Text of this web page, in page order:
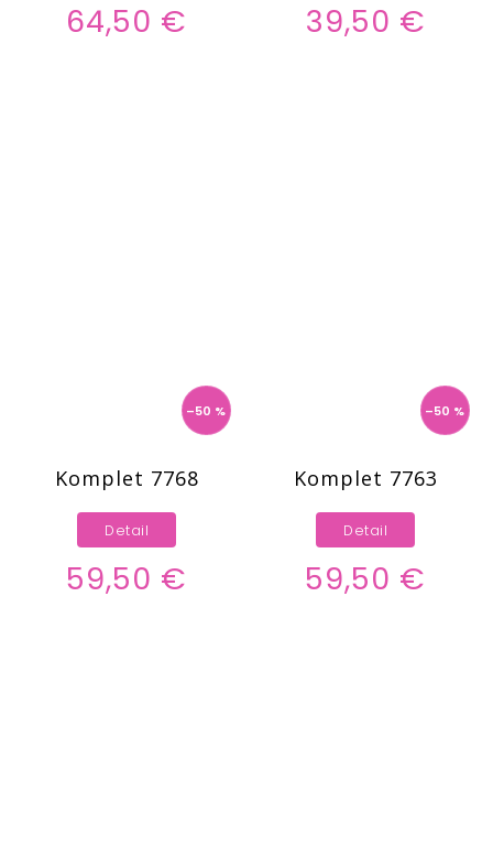
64,50 € 39,50 €
–50 %
Komplet 7768
59,50 €
Detail
–50 %
Komplet 7763
59,50 €
Detail